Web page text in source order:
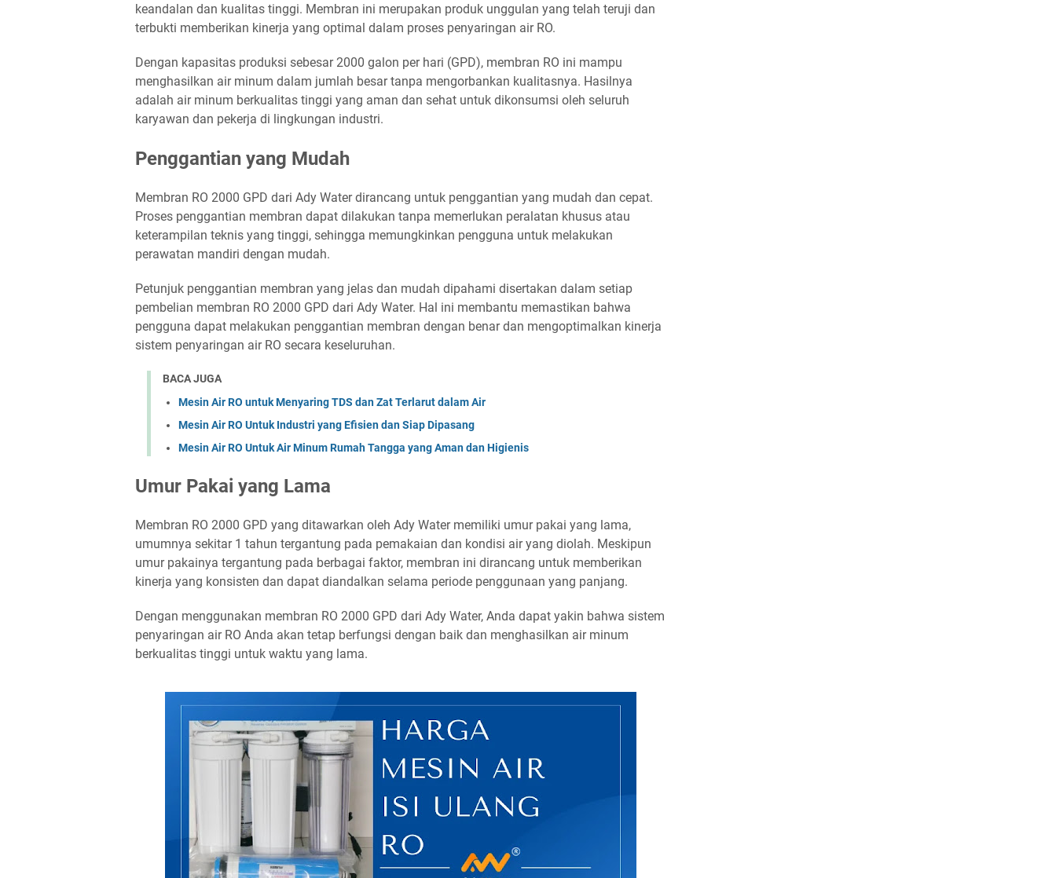
keandalan dan kualitas tinggi. Membran ini merupakan produk unggulan yang telah teruji dan
terbukti memberikan kinerja yang optimal dalam proses penyaringan air RO.
Dengan kapasitas produksi sebesar 2000 galon per hari (GPD), membran RO ini mampu
menghasilkan air minum dalam jumlah besar tanpa mengorbankan kualitasnya. Hasilnya
adalah air minum berkualitas tinggi yang aman dan sehat untuk dikonsumsi oleh seluruh
karyawan dan pekerja di lingkungan industri.
Penggantian yang Mudah
Membran RO 2000 GPD dari Ady Water dirancang untuk penggantian yang mudah dan cepat.
Proses penggantian membran dapat dilakukan tanpa memerlukan peralatan khusus atau
keterampilan teknis yang tinggi, sehingga memungkinkan pengguna untuk melakukan
perawatan mandiri dengan mudah.
Petunjuk penggantian membran yang jelas dan mudah dipahami disertakan dalam setiap
pembelian membran RO 2000 GPD dari Ady Water. Hal ini membantu memastikan bahwa
pengguna dapat melakukan penggantian membran dengan benar dan mengoptimalkan kinerja
sistem penyaringan air RO secara keseluruhan.
BACA JUGA
Mesin Air RO untuk Menyaring TDS dan Zat Terlarut dalam Air
Mesin Air RO Untuk Industri yang Efisien dan Siap Dipasang
Mesin Air RO Untuk Air Minum Rumah Tangga yang Aman dan Higienis
Umur Pakai yang Lama
Membran RO 2000 GPD yang ditawarkan oleh Ady Water memiliki umur pakai yang lama,
umumnya sekitar 1 tahun tergantung pada pemakaian dan kondisi air yang diolah. Meskipun
umur pakainya tergantung pada berbagai faktor, membran ini dirancang untuk memberikan
kinerja yang konsisten dan dapat diandalkan selama periode penggunaan yang panjang.
Dengan menggunakan membran RO 2000 GPD dari Ady Water, Anda dapat yakin bahwa sistem
penyaringan air RO Anda akan tetap berfungsi dengan baik dan menghasilkan air minum
berkualitas tinggi untuk waktu yang lama.